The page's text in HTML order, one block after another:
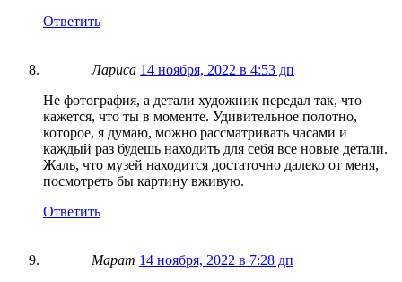
Ответить
Лариса 14 ноября, 2022 в 4:53 дп
Не фотография, а детали художник передал так, что
кажется, что ты в моменте. Удивительное полотно,
которое, я думаю, можно рассматривать часами и
каждый раз будешь находить для себя все новые детали.
Жаль, что музей находится достаточно далеко от меня,
посмотреть бы картину вживую.
Ответить
Марат 14 ноября, 2022 в 7:28 дп